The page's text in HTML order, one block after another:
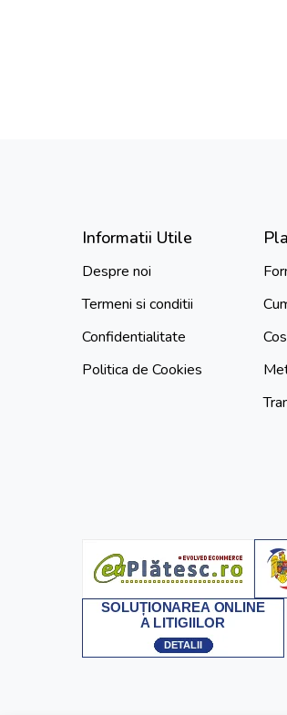
Informatii Utile
Despre noi
Termeni si conditii
Confidentialitate
Politica de Cookies